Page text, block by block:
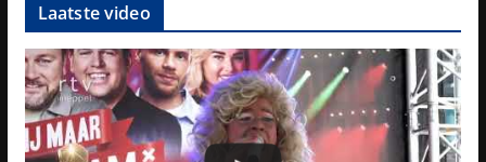
Laatste video